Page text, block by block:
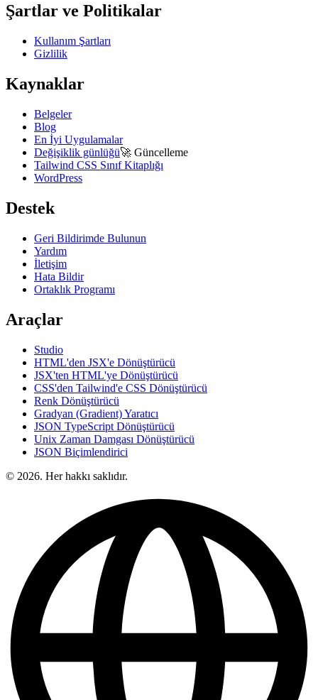
Şartlar ve Politikalar
Kullanım Şartları
Gizlilik
Kaynaklar
Belgeler
Blog
En İyi Uygulamalar
Değişiklik günlüğü🚀 Güncelleme
Tailwind CSS Sınıf Kitaplığı
WordPress
Destek
Geri Bildirimde Bulunun
Yardım
İletişim
Hata Bildir
Ortaklık Programı
Araçlar
Studio
HTML'den JSX'e Dönüştürücü
JSX'ten HTML'ye Dönüştürücü
CSS'den Tailwind'e CSS Dönüştürücü
Renk Dönüştürücü
Gradyan (Gradient) Yaratıcı
JSON TypeScript Dönüştürücü
Unix Zaman Damgası Dönüştürücü
JSON Biçimlendirici
© 2026. Her hakkı saklıdır.